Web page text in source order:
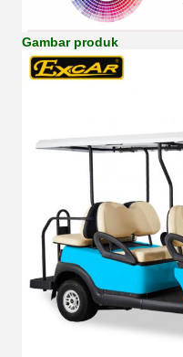
Gambar produk